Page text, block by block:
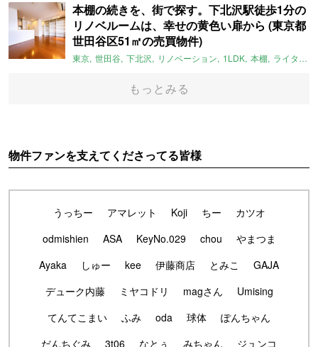
本棚の続きを、街で探す。下北沢駅徒歩1分の
リノベルームは、幸せの黄色い扉から (東京都
世田谷区51㎡の売買物件)
東京 世田谷 下北沢 リノベーション 1LDK 本棚 ライター：ほしりょうこ
もっとみる
物件ファンを支えてくださってる皆様
うっちー アマレット Koji ちー
カツオ
odmishien
ASA KeyNo.029 chou
やまつま
Ayaka
しゅー kee 伊藤商店 とみこ
GAJA
デューク内藤
ミヤコドリ magさん
Umising
てんてこまい
ふみ oda 球体
ぽんちゃん
だんちぐみ
3t06 なとぅ みちゃん
ジュンコ